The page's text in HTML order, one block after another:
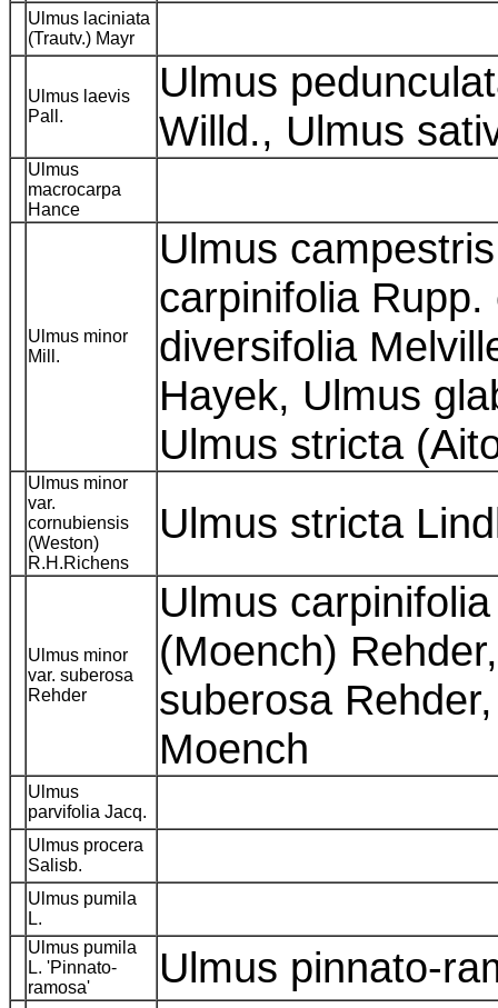
Ulmus laciniata
(Trautv.) Mayr
Ulmus laevis
Pall.
Ulmus
Willd., Ulmus
Ulmus
macrocarpa
Hance
Ulmus minor
Mill.
Ulmus
carpinifolia
diversifolia
Hayek, Ulmus
Ulmus stricta
Ulmus minor
var.
cornubiensis
(Weston)
R.H.Richens
Ulmus stricta
Ulmus minor
var. suberosa
Rehder
Ulmus
(Moench)
suberosa
Moench
Ulmus
parvifolia Jacq.
Ulmus procera
Salisb.
Ulmus pumila
L.
Ulmus pumila
L. 'Pinnato-
ramosa'
Ulmus pinnato-